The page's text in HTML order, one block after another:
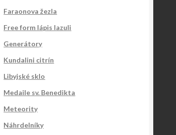
Faraonova žezla
Free form lápis lazuli
Generátory
Kundalini citrín
Libyjské sklo
Medaile sv. Benedikta
Meteority
Náhrdelníky